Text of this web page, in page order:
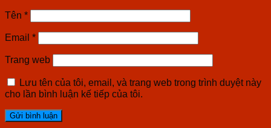
Tên *
Email *
Trang web
Lưu tên của tôi, email, và trang web trong trình duyệt này
cho lần bình luận kế tiếp của tôi.